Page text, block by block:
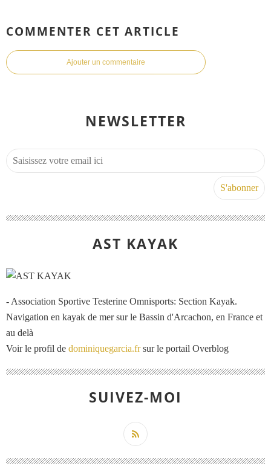
COMMENTER CET ARTICLE
Ajouter un commentaire
NEWSLETTER
AST KAYAK
- Association Sportive Testerine Omnisports: Section Kayak.
Navigation en kayak de mer sur le Bassin d'Arcachon, en France et
au delà
Voir le profil de dominiquegarcia.frsur le portail Overblog
SUIVEZ-MOI